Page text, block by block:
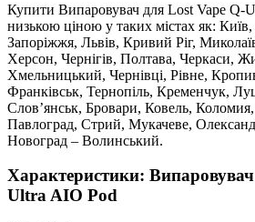
Купити Випаровувач для Lost Vape Q-
низькою ціною у таких містах як:
Запоріжжя, Львів, Кривий Ріг,
Херсон, Чернігів, Полтава, Черкаси,
Хмельницький, Чернівці, Рівне,
Франківськ, Тернопіль, Кременчук,
Слов’янськ, Бровари, Ковель,
Павлоград, Стрий, Мукачеве,
Новоград – Волинський.
Характеристики:
Ultra AIO Pod